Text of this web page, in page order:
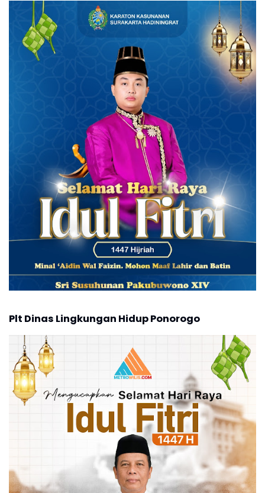
Plt Dinas Lingkungan Hidup Ponorogo